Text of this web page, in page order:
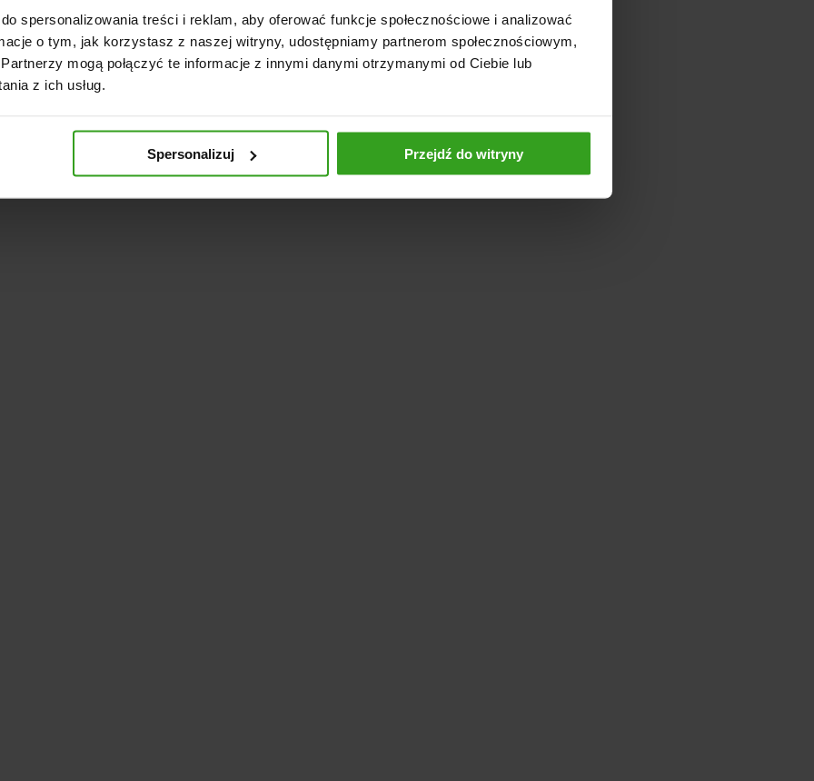
spersonalizowania treści i reklam, aby oferować funkcje społecznościowe i analizować
o tym, jak korzystasz z naszej witryny, udostępniamy partnerom społecznościowym,
mogą połączyć te informacje z innymi danymi otrzymanymi od Ciebie lub
z ich usług.
Spersonalizuj Przejdź do witryny
60 kg